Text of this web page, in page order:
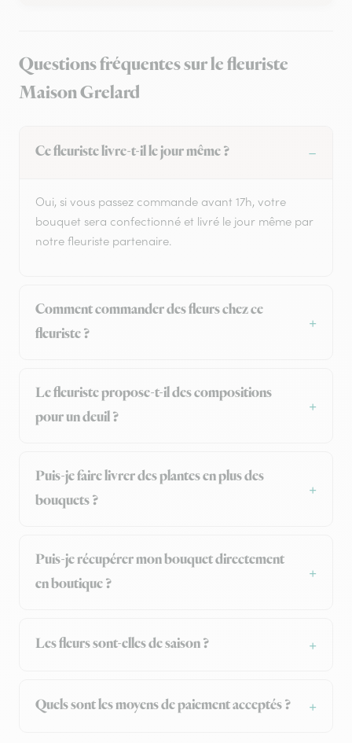
Questions fréquentes sur le fleuriste
Maison Grelard
Ce fleuriste livre-t-il le jour même ?
Oui, si vous passez commande avant 17h, votre
bouquet sera confectionné et livré le jour même par
notre fleuriste partenaire.
Comment commander des fleurs chez ce
fleuriste ?
Le fleuriste propose-t-il des compositions
pour un deuil ?
Puis-je faire livrer des plantes en plus des
bouquets ?
Puis-je récupérer mon bouquet directement
en boutique ?
Les fleurs sont-elles de saison ?
Quels sont les moyens de paiement acceptés ?